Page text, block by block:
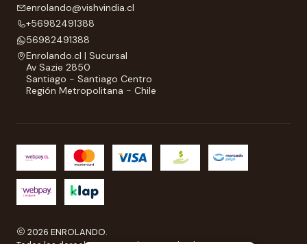
enrolando@vishvindia.cl
+56982491388
56982491388
Enrolando.cl | Sucursal
Av Sazie 2850
Santiago - Santiago Centro
Región Metropolitana - Chile
2026 ENROLANDO.